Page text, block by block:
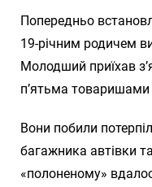
Попередньо
19-річним родичем
Молодший приїхав
п’ятьма товаришами
Вони побили
багажника автівки
«полоненому»